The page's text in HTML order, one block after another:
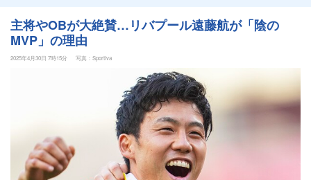
主将やOBが大絶賛…リバプール遠藤航が「陰の
MVP」の理由
2025年4月30日 7時15分 写真：Sportiva